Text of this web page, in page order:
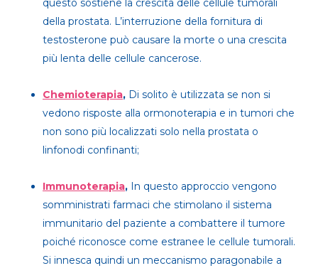
questo sostiene la crescita delle cellule tumorali
della prostata. L’interruzione della fornitura di
testosterone può causare la morte o una crescita
più lenta delle cellule cancerose.
Chemioterapia, Di solito è utilizzata se non si
vedono risposte alla ormonoterapia e in tumori che
non sono più localizzati solo nella prostata o
linfonodi confinanti;
Immunoterapia, In questo approccio vengono
somministrati farmaci che stimolano il sistema
immunitario del paziente a combattere il tumore
poiché riconosce come estranee le cellule tumorali.
Si innesca quindi un meccanismo paragonabile a